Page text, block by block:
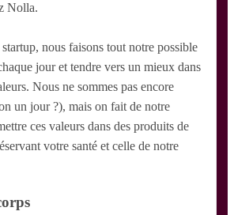
Nolla.
nous faisons tout notre possible
jour et tendre vers un mieux dans
Nous ne sommes pas encore
un jour ?), mais on fait de notre
ces valeurs dans des produits de
votre santé et celle de notre